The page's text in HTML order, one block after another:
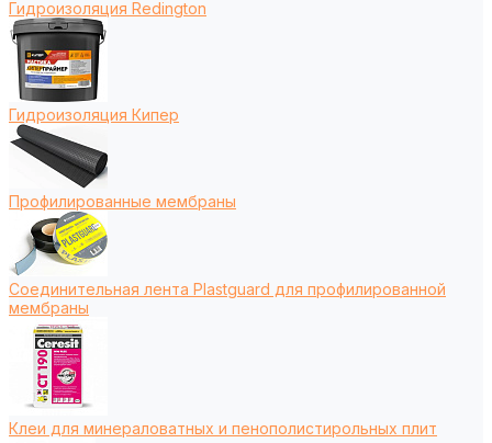
Гидроизоляция Redington
Гидроизоляция Кипер
Профилированные мембраны
Соединительная лента Plastguard для профилированной
мембраны
Клеи для минераловатных и пенополистирольных плит